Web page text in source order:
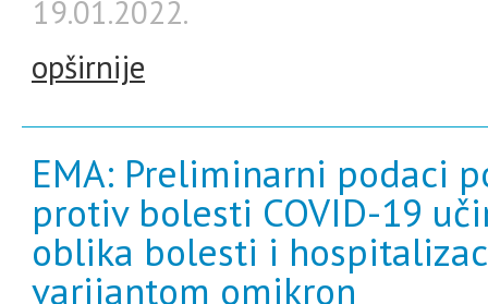
19.01.2022.
opširnije
EMA: Preliminarni podaci
protiv bolesti COVID-19
oblika bolesti i
varijantom omikron